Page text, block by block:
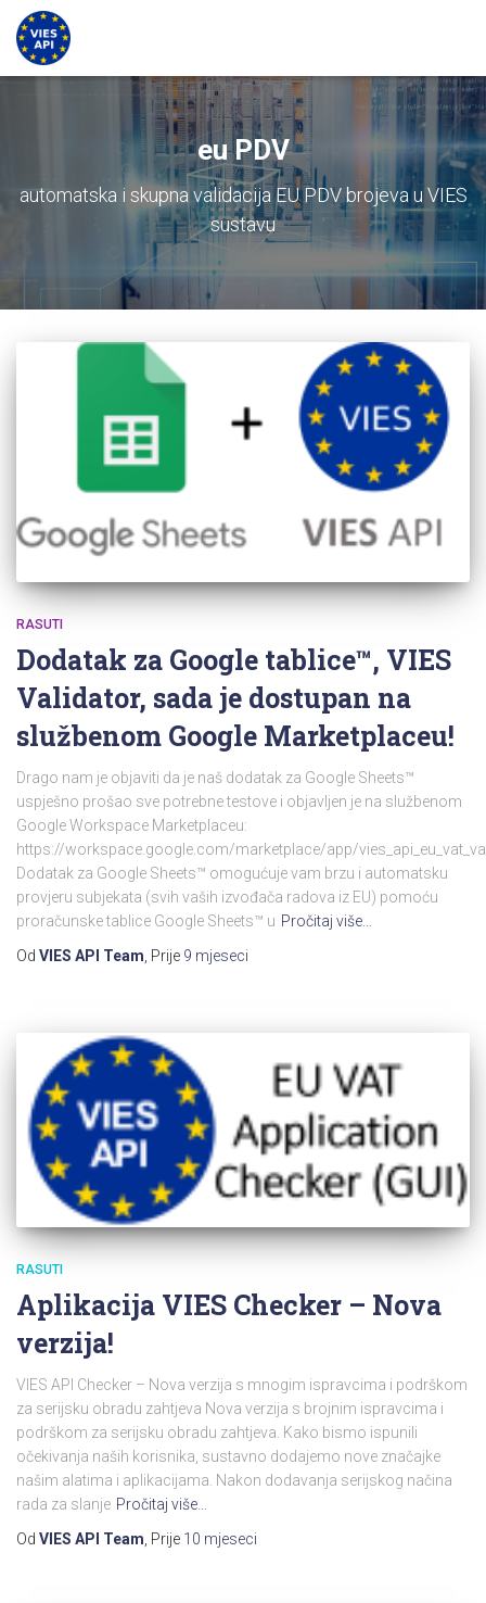
eu PDV
automatska i skupna validacija EU PDV brojeva u VIES
sustavu
RASUTI
Dodatak za Google tablice™, VIES
Validator, sada je dostupan na
službenom Google Marketplaceu!
Drago nam je objaviti da je naš dodatak za Google Sheets™
uspješno prošao sve potrebne testove i objavljen je na službenom
Google Workspace Marketplaceu:
https://workspace.google.com/marketplace/app/
Dodatak za Google Sheets™ omogućuje vam brzu i automatsku
provjeru subjekata (svih vaših izvođača radova iz EU) pomoću
proračunske tablice Google Sheets™ u Pročitaj više…
Od VIES API Team , Prije 9 mjeseci
RASUTI
Aplikacija VIES Checker – Nova
verzija!
VIES API Checker – Nova verzija s mnogim ispravcima i podrškom
za serijsku obradu zahtjeva Nova verzija s brojnim ispravcima i
podrškom za serijsku obradu zahtjeva. Kako bismo ispunili
očekivanja naših korisnika, sustavno dodajemo nove značajke
našim alatima i aplikacijama. Nakon dodavanja serijskog načina
rada za slanje Pročitaj više…
Od VIES API Team , Prije 10 mjeseci